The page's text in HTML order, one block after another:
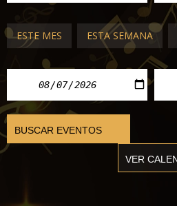
ESTE MES ESTA SEMANA